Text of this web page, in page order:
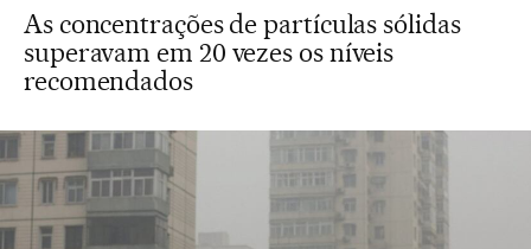
As concentrações de partículas sólidas
superavam em 20 vezes os níveis
recomendados